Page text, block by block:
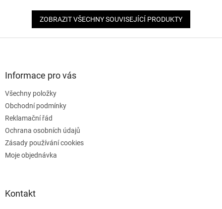
ZOBRAZIT VŠECHNY SOUVISEJÍCÍ PRODUKTY
Informace pro vás
Všechny položky
Obchodní podmínky
Reklamační řád
Ochrana osobních údajů
Zásady používání cookies
Moje objednávka
Kontakt